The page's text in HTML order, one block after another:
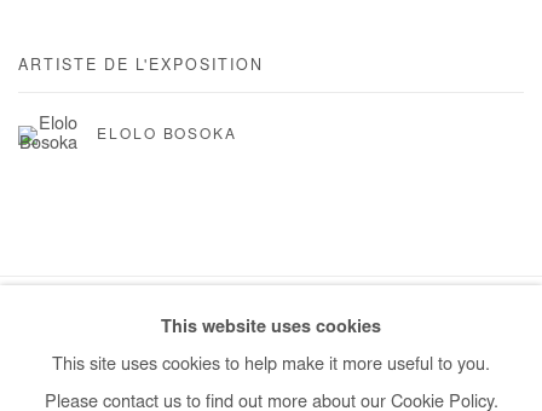
ARTISTE DE L'EXPOSITION
ELOLO BOSOKA
COPYRIGHT © #2026# AFIKARIS SITE BY ARTLOGIC
This website uses cookies
This site uses cookies to help make it more useful to you.
Please contact us to find out more about our Cookie Policy.